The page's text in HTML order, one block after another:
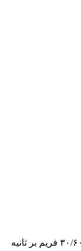
رزولوشن ۱۰۸۰ × ۱۹۲۰ و سرعت ۳۰/۶۰ فریم بر ثانیه